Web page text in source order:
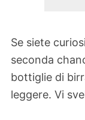
Se siete
seconda
bottiglie di
leggere. Vi